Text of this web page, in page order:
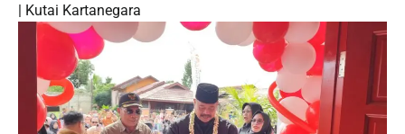
Kutai Kartanegara